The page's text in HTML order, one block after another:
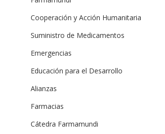
Cooperación y Acción Humanitaria
Suministro de Medicamentos
Emergencias
Educación para el Desarrollo
Alianzas
Farmacias
Cátedra Farmamundi